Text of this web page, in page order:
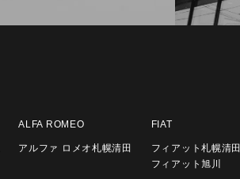
ALFA ROMEO
アルファ ロメオ札幌清田
FIAT
フィアット札幌清田
フィアット旭川